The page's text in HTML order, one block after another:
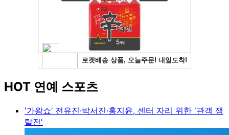
HOT 연예 스포츠
'가왕쇼’ 전유진·박서진·홍지윤, 센터 자리 위한 '관객 쟁
탈전'